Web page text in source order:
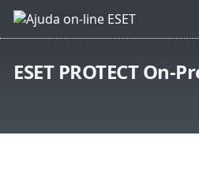
ESET PROTECT On-